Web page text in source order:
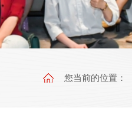
您当前的位置：